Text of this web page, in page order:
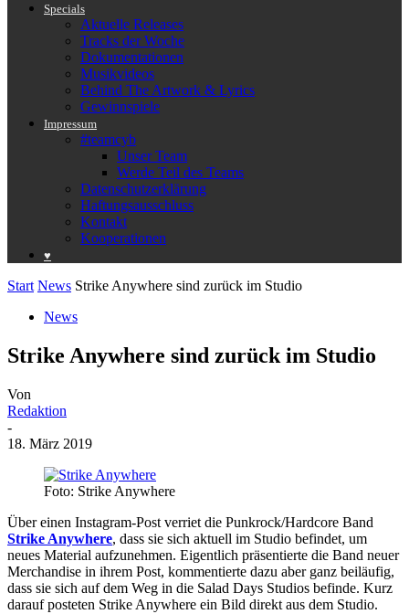
Specials
Aktuelle Releases
Tracks der Woche
Dokumentationen
Musikvideos
Behind The Artwork & Lyrics
Gewinnspiele
Impressum
#teamcyb
Unser Team
Werde Teil des Teams
Datenschutzerklärung
Haftungsausschluss
Kontakt
Kooperationen
♥️
Start News Strike Anywhere sind zurück im Studio
News
Strike Anywhere sind zurück im Studio
Von
Redaktion
-
18. März 2019
Foto: Strike Anywhere
Über einen Instagram-Post verriet die Punkrock/Hardcore Band
Strike Anywhere, dass sie sich aktuell im Studio befindet, um
neues Material aufzunehmen. Eigentlich präsentierte die Band neuer
Merchandise in ihrem Post, kommentierte dazu aber ganz beiläufig,
dass sie sich auf dem Weg in die Salad Days Studios befinde. Kurz
darauf posteten Strike Anywhere ein Bild direkt aus dem Studio.